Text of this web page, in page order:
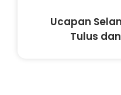
Ucapan
Tulus